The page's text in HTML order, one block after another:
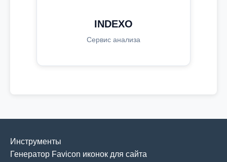
INDEXO
Сервис анализа
Инструменты
Генератор Favicon иконок для сайта